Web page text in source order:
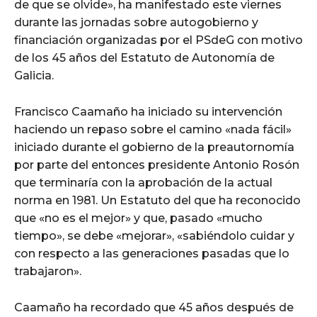
de que se olvide», ha manifestado este viernes
durante las jornadas sobre autogobierno y
financiación organizadas por el PSdeG con motivo
de los 45 años del Estatuto de Autonomía de
Galicia.
Francisco Caamaño ha iniciado su intervención
haciendo un repaso sobre el camino «nada fácil»
iniciado durante el gobierno de la preautornomía
por parte del entonces presidente Antonio Rosón
que terminaría con la aprobación de la actual
norma en 1981. Un Estatuto del que ha reconocido
que «no es el mejor» y que, pasado «mucho
tiempo», se debe «mejorar», «sabiéndolo cuidar y
con respecto a las generaciones pasadas que lo
trabajaron».
Caamaño ha recordado que 45 años después de